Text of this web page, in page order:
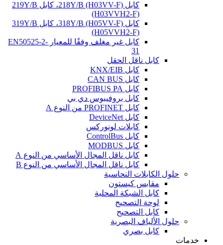
كابل 218Y/B (H03VV-F)، كابل 219Y/B
(H03VVH2-F)
كابل 318Y/B (H05VV-F)، كابل 319Y/B
(H05VVH2-F)
كابل غير مغلف وفقًا للمعيار EN50525-2-
31
كابل ناقل الحقل
كابل KNX/EIB
كابل CAN BUS
كابل PROFIBUS PA
كابل بروفيبوس دي بي
كابل PROFINET من النوع A
كابل DeviceNet
كابلات لونوركس
كابل ControlBus
كابل MODBUS
كابل ناقل المجال الأساسي من النوع A
كابل ناقل المجال الأساسي من النوع B
حلول الكابلات النحاسية
مقابس كيستون
كابل الشبكة المحلية
لوحة التصحيح
كابل التصحيح
حلول الألياف البصرية
كابل بصري
خدمات